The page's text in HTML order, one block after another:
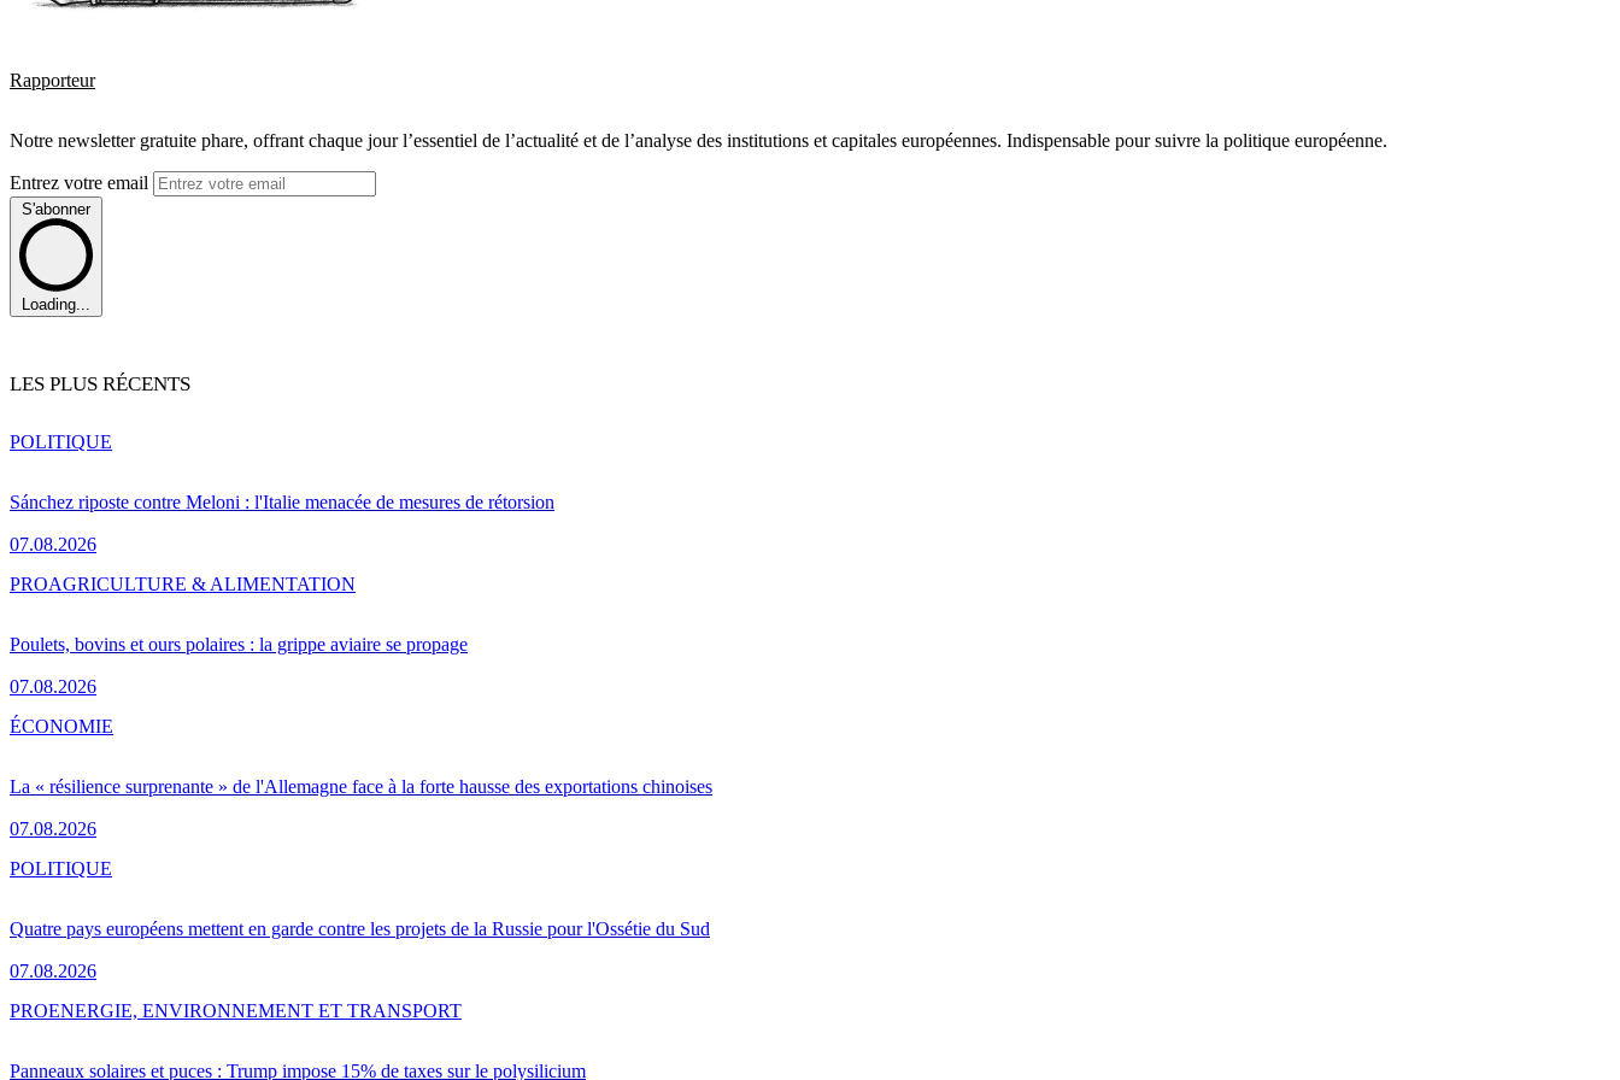
Rapporteur
Notre newsletter gratuite phare, offrant chaque jour l’essentiel de l’actualité et de l’analyse des institutions et capitales européennes. Indispensable pour suivre la politique européenne.
Entrez votre email
S'abonner
Loading...
LES PLUS RÉCENTS
Sánchez riposte contre Meloni : l'Italie menacée de mesures de rétorsion
07.08.2026
POLITIQUE
Poulets, bovins et ours polaires : la grippe aviaire se propage
07.08.2026
PROAGRICULTURE & ALIMENTATION
La « résilience surprenante » de l'Allemagne face à la forte hausse des exportations chinoises
07.08.2026
ÉCONOMIE
Quatre pays européens mettent en garde contre les projets de la Russie pour l'Ossétie du Sud
07.08.2026
POLITIQUE
Panneaux solaires et puces : Trump impose 15% de taxes sur le polysilicium
PROENERGIE, ENVIRONNEMENT ET TRANSPORT